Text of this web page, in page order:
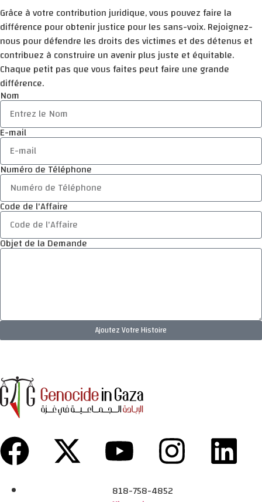
Grâce à votre contribution juridique, vous pouvez faire la
différence pour obtenir justice pour les sans-voix. Rejoignez-
nous pour défendre les droits des victimes et des détenus et
contribuez à construire un avenir plus juste et équitable.
Chaque petit pas que vous faites peut faire une grande
différence.
Nom
E-mail
Numéro de Téléphone
Code de l'Affaire
Objet de la Demande
Ajoutez Votre Histoire
818-758-4852